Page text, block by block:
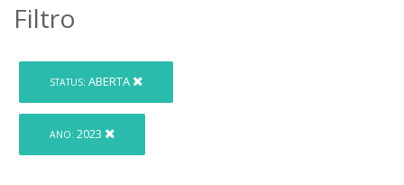
Filtro
STATUS: ABERTA
ANO: 2023